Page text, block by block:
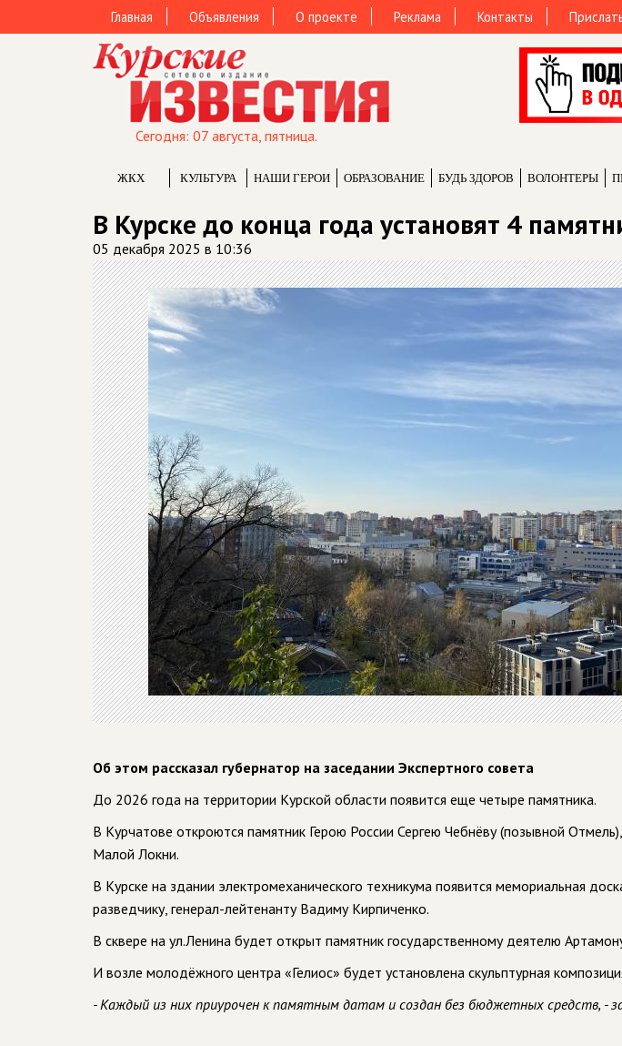
Главная Объявления О проекте Реклама Контакты
Сегодня: 07 августа, пятница.
ЖКХ КУЛЬТУРА НАШИ ГЕРОИ ОБРАЗОВАНИЕ БУДЬ ЗДОРОВ ВОЛОНТЕРЫ
В Курске до конца года установят 4
05 декабря 2025 в 10:36
Об этом рассказал губернатор на заседании Экспертного совета
До 2026 года на территории Курской области появится еще четыре памятника.
В Курчатове откроются памятник Герою России Сергею Чебнёву (позывной
Малой Локни.
В Курске на здании электромеханического техникума появится мемориальная
разведчику, генерал-лейтенанту Вадиму Кирпиченко.
В сквере на ул.Ленина будет открыт памятник государственному деятелю
И возле молодёжного центра «Гелиос» будет установлена скульптурная
- Каждый из них приурочен к памятным датам и создан без бюджетных средств, -